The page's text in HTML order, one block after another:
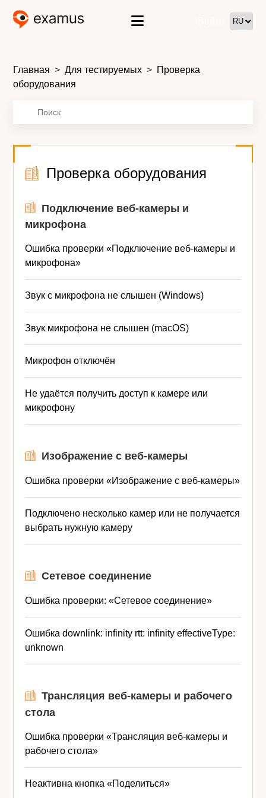
Главная Для тестируемых
Проверка
оборудования
Проверка оборудования
Подключение веб-камеры и
микрофона
Ошибка проверки «Подключение веб-камеры и
микрофона»
Звук с микрофона не слышен (Windows)
Звук микрофона не слышен (macOS)
Микрофон отключён
Не удаётся получить доступ к камере или
микрофону
Изображение с веб-камеры
Ошибка проверки «Изображение с веб-камеры»
Подключено несколько камер или не получается
выбрать нужную камеру
Сетевое соединение
Ошибка проверки: «Сетевое соединение»
Ошибка downlink: infinity rtt: infinity effectiveType:
unknown
Трансляция веб-камеры и рабочего
стола
Ошибка проверки «Трансляция веб-камеры и
рабочего стола»
Неактивна кнопка «Поделиться»